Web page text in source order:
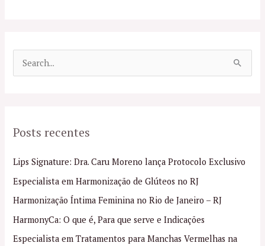
u
s
a
r
p
o
Posts recentes
Lips Signature: Dra. Caru Moreno lança Protocolo Exclusivo
Especialista em Harmonização de Glúteos no RJ
Harmonização Íntima Feminina no Rio de Janeiro – RJ
HarmonyCa: O que é, Para que serve e Indicações
Especialista em Tratamentos para Manchas Vermelhas na